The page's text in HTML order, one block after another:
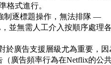
格式進行。
制逐標題操作，無法排隊 —
並無需人工介入按順序處理
於廣告支援層級尤為重要，因
廣告頻率行為在Netflix的公